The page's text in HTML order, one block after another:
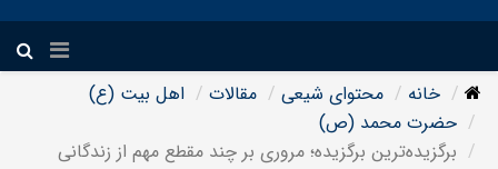
خانه محتوای شیعی مقالات
اهل بیت (ع)
حضرت محمد (ص)
برگزیده‌ترین برگزیده؛ مروری بر چند مقطع مهم از زندگانی